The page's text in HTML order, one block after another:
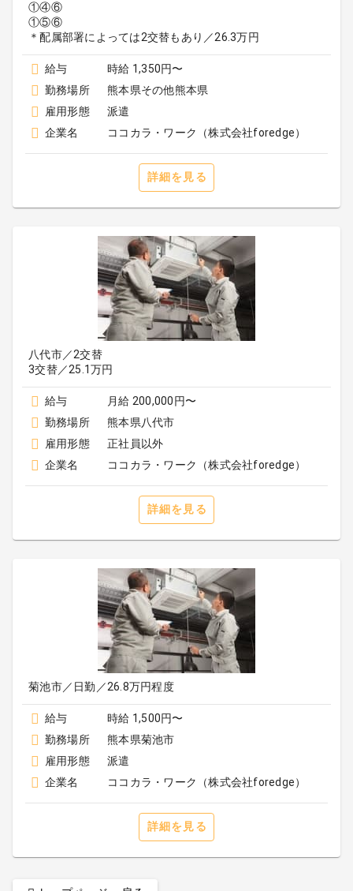
①④⑥
①⑤⑥
＊配属部署によっては2交替もあり／26.3万円
給与
時給 1,350円〜
勤務場所
熊本県その他熊本県
雇用形態
派遣
企業名
ココカラ・ワーク（株式会社foredge）
詳細を見る
八代市／2交替
3交替／25.1万円
給与
月給 200,000円〜
勤務場所
熊本県八代市
雇用形態
正社員以外
企業名
ココカラ・ワーク（株式会社foredge）
詳細を見る
菊池市／日勤／26.8万円程度
給与
時給 1,500円〜
勤務場所
熊本県菊池市
雇用形態
派遣
企業名
ココカラ・ワーク（株式会社foredge）
詳細を見る